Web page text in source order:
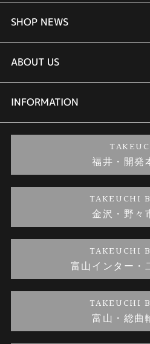
婚約指輪
結婚指輪
セットリング
婚約ネックレス
金・プラチナのお取引
SHOP NEWS
TAKEUCHI BRIDAL金沢本店情報
商品一覧
ブランドリスト
金澤指輪工房｜手作りペアリング
金澤指輪工房｜手作り結婚指輪 and
金澤指輪工房｜手作り婚約指輪プロ
ABOUT US
会社概要
お客様の声
INFORMATION
プライバシーポリシー
福井・開発
TAKEUCHI
金沢・野々
TAKEUCHI
富山インター・
TAKEUCHI
富山・総曲